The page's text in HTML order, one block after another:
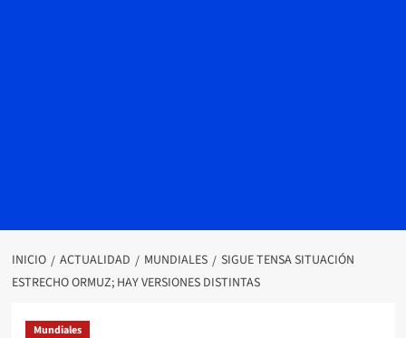
INICIO ACTUALIDAD MUNDIALES
SIGUE TENSA SITUACIÓN
ESTRECHO ORMUZ; HAY VERSIONES DISTINTAS
Mundiales